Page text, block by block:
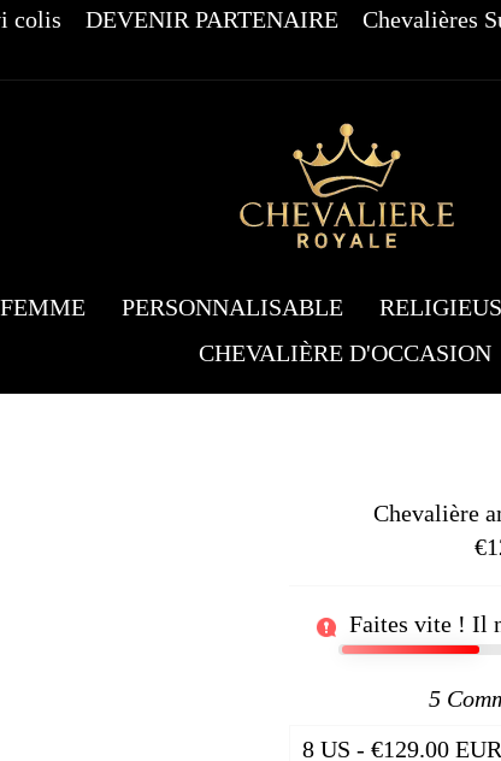
colis DEVENIR PARTENAIRE Chevalières
FEMME PERSONNALISABLE
CHEVALIÈRE D'OCCASION
Chevalière
Faites vite ! Il
5